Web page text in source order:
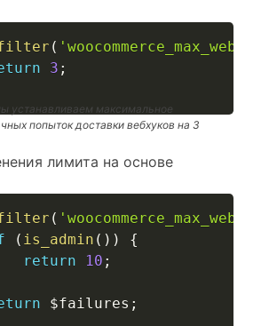
(
3 ;
устанавливаем максимальное
попыток доставки вебхуков на 3
лимита на основе
(
( is_admin ( ) )
{
return
10 ;
$failures ;